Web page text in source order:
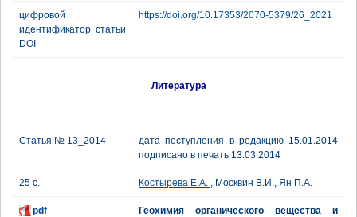
цифровой
идентификатор статьи
DOI
https://doi.org/10.17353/2070-5379/26_2021
Литература
Статья № 13_2014
дата поступления в редакцию 15.01.2014
подписано в печать 13.03.2014
25 с. Костырева Е.А. , Москвин В.И., Ян П.А.
pdf
Геохимия органического вещества и